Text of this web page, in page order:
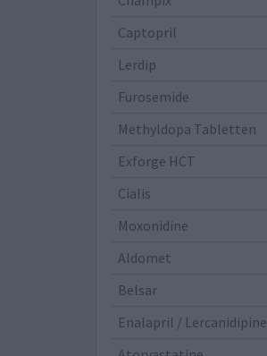
Captopril
Lerdip
Furosemide
Methyldopa Tabletten
Exforge HCT
Cialis
Moxonidine
Aldomet
Belsar
Enalapril / Lercanidipine